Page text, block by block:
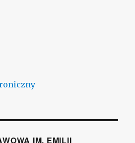
IM. EMILII